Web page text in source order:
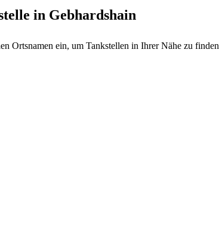
in Gebhardshain
Ortsnamen ein, um Tankstellen in Ihrer Nähe zu finden